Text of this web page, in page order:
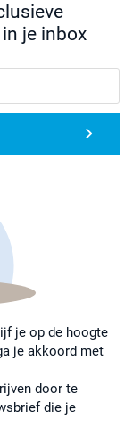
je inbox
je op de hoogte
je akkoord met
door te
die je